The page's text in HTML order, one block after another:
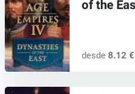
of the
desde 8.12 €